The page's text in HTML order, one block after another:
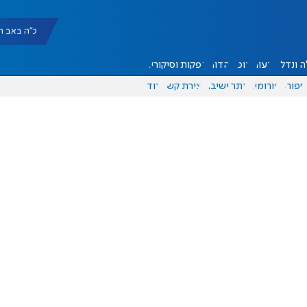
כ"ה באב תשפ"ו
ונדל"ן דעות אוכל יהדות הפקות וסיקורים
ספורט פורומים אתר ישיבה יצירת קשר עוד